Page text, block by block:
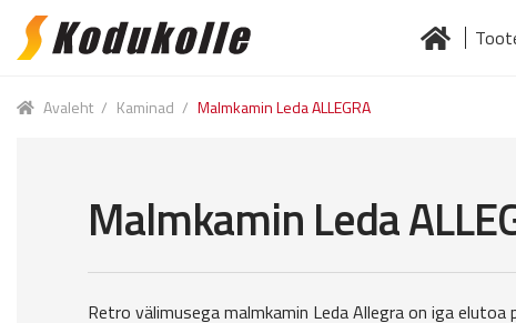
Skip
navigation
Skip
content
Avaleht / Kaminad / Malmkamin Leda ALLEGRA
Malmkamin Leda
Retro välimusega malmkamin Leda Allegra on iga elutoa